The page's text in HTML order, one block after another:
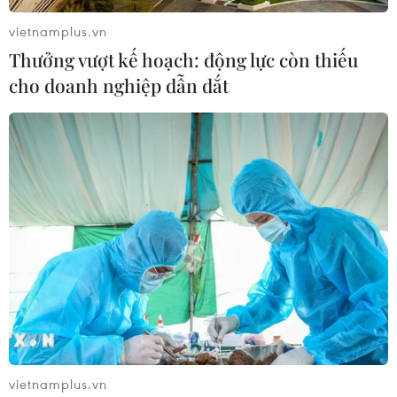
Vĩnh Long nỗ lực kiểm soát dịch COVID-
19 trong tình hình mới
04/11/2021 13:37
Do dịch diễn biến phức tạp, Ban Chỉ đạo phòng, chống
dịch COVID-19 tỉnh đang tập trung mọi nguồn lực, chủ
động phòng, chống dịch theo hướng thích ứng an toàn,
linh hoạt, kiểm soát hiệu quả dịch bệnh.
vietnamplus.vn
Thưởng vượt kế hoạch: động lực còn thiếu
cho doanh nghiệp dẫn dắt
vietnamplus.vn